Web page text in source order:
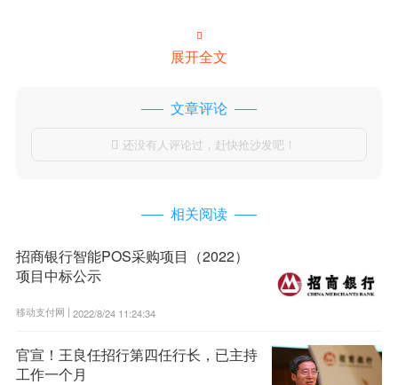

展开全文
文章评论
 还没有人评论过，赶快抢沙发吧！
相关阅读
招商银行智能POS采购项目（2022）
项目中标公示
移动支付网 | 2022/8/24 11:24:34
官宣！王良任招行第四任行长，已主持
工作一个月